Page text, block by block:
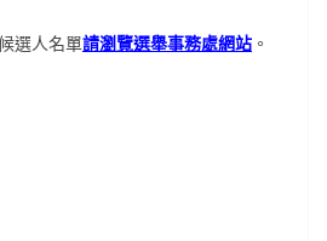
選人名單請瀏覽選舉事務處網站 。